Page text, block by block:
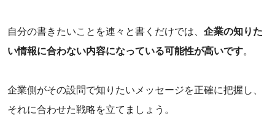
自分の書きたいことを連々と書くだけでは、 企業の知りた
い情報に合わない内容になっている可能性が高いです。
‌企業側がその設問で知りたいメッセージを正確に把握し、
それに合わせた戦略を立てましょう。